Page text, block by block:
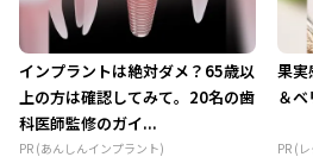
インプラントは絶対ダメ？65歳以
上の方は確認してみて。20名の歯
科医師監修のガイ...
PR (あんしんインプラント)
果実
＆
PR (